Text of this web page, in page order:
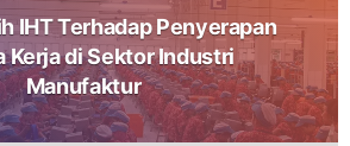
IHT Terhadap Penyerapan
Kerja di Sektor Industri
Manufaktur